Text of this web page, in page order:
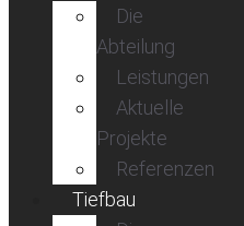
Die
Abteilung
Leistungen
Aktuelle
Projekte
Referenzen
Tiefbau